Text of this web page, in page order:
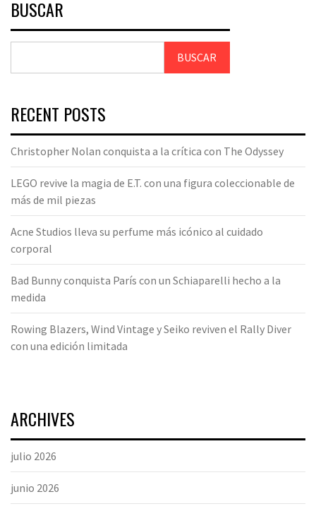
BUSCAR
BUSCAR
RECENT POSTS
Christopher Nolan conquista a la crítica con The Odyssey
LEGO revive la magia de E.T. con una figura coleccionable de
más de mil piezas
Acne Studios lleva su perfume más icónico al cuidado
corporal
Bad Bunny conquista París con un Schiaparelli hecho a la
medida
Rowing Blazers, Wind Vintage y Seiko reviven el Rally Diver
con una edición limitada
ARCHIVES
julio 2026
junio 2026